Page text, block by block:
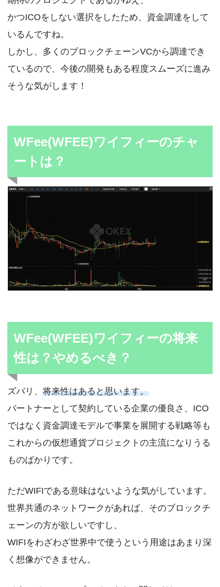
かつICOをしない選択をしたため、資金調達をして
いるんですね。
しかし、多くのブロックチェーンVCから調達でき
ているので、今後の開発もある程度スムーズに進み
そうな気がします！
WFee(WFEE)ワイフィーのチャ
ートは？
WFee(WFEE)ワイフィーの将来
性は？やめるべき？
ズバリ、 将来性はあると思います。
パートナーとして契約している企業の優良さ、ICO
ではなく資金調達モデルで事業を展開する戦略等も
これからの仮想通貨プロジェクトの主流になりうる
ものばかりです。
ただWIFIである意味はないような気がしています。
世界共通のネットワークがあれば、そのブロックチ
ェーンの方が欲しいですし、
WIFIをわざわざ世界中で使うという用途はあまり深
く想像ができません。